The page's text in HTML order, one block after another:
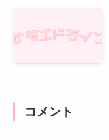
コメント